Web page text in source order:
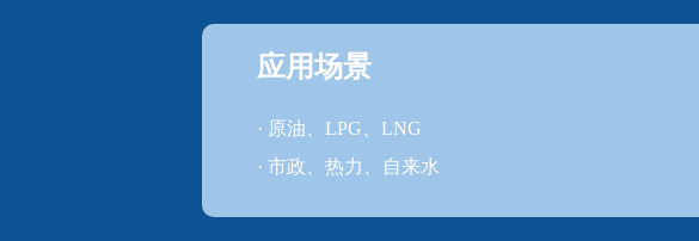
应用场景
· 原油、LPG、LNG
· 市政、热力、自来水